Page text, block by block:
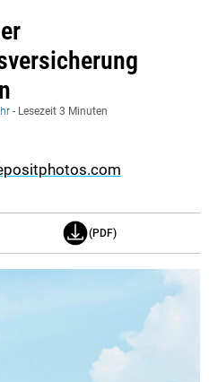
- Lesezeit 3 Minuten
(PDF)